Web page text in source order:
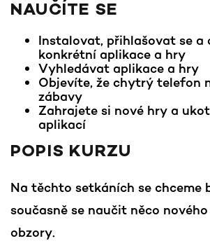
NAUČÍTE SE
Instalovat, přihlašovat se a
konkrétní aplikace a hry
Vyhledávat aplikace a hry
Objevíte, že chytrý telefon
zábavy
Zahrajete si nové hry a
aplikací
POPIS KURZU
Na těchto setkáních se chceme
současně se naučit něco
obzory.